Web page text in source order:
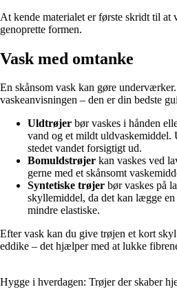
At kende materialet er første skridt til at
genoprette formen.
Vask med omtanke
En skånsom vask kan gøre
vaskeanvisningen – den er din bedste
Uldtrøjer bør vaskes i hånden
vand og et mildt uldvaskemiddel.
stedet vandet forsigtigt ud.
Bomuldstrøjer kan vaskes ved
gerne med et skånsomt
Syntetiske trøjer bør vaskes på
skyllemiddel, da det kan lægge
mindre elastiske.
Efter vask kan du give trøjen et kort
eddike – det hjælper med at lukke
Hygge i hverdagen: Trøjer der skaber